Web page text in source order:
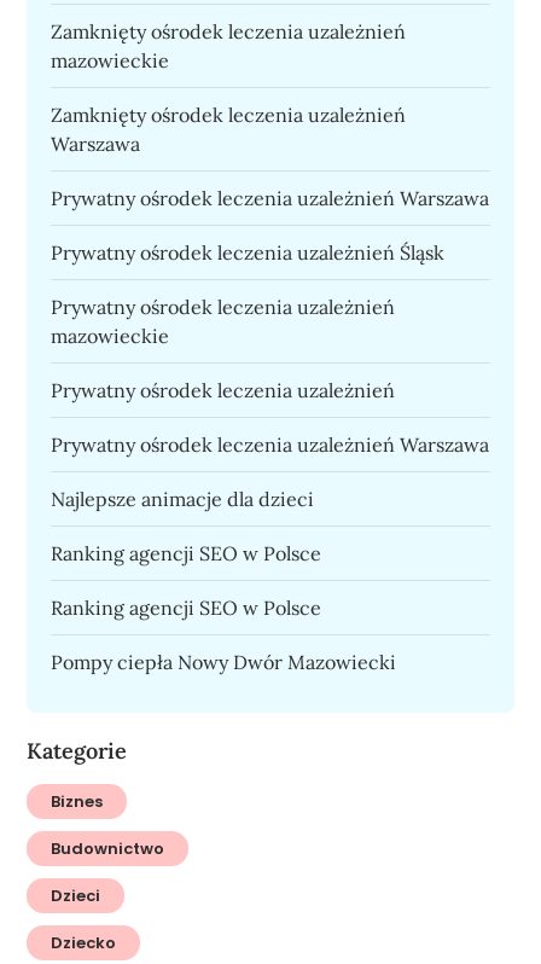
Zamknięty ośrodek leczenia uzależnień
mazowieckie
Zamknięty ośrodek leczenia uzależnień
Warszawa
Prywatny ośrodek leczenia uzależnień Warszawa
Prywatny ośrodek leczenia uzależnień Śląsk
Prywatny ośrodek leczenia uzależnień
mazowieckie
Prywatny ośrodek leczenia uzależnień
Prywatny ośrodek leczenia uzależnień Warszawa
Najlepsze animacje dla dzieci
Ranking agencji SEO w Polsce
Ranking agencji SEO w Polsce
Pompy ciepła Nowy Dwór Mazowiecki
Kategorie
Biznes
Budownictwo
Dzieci
Dziecko